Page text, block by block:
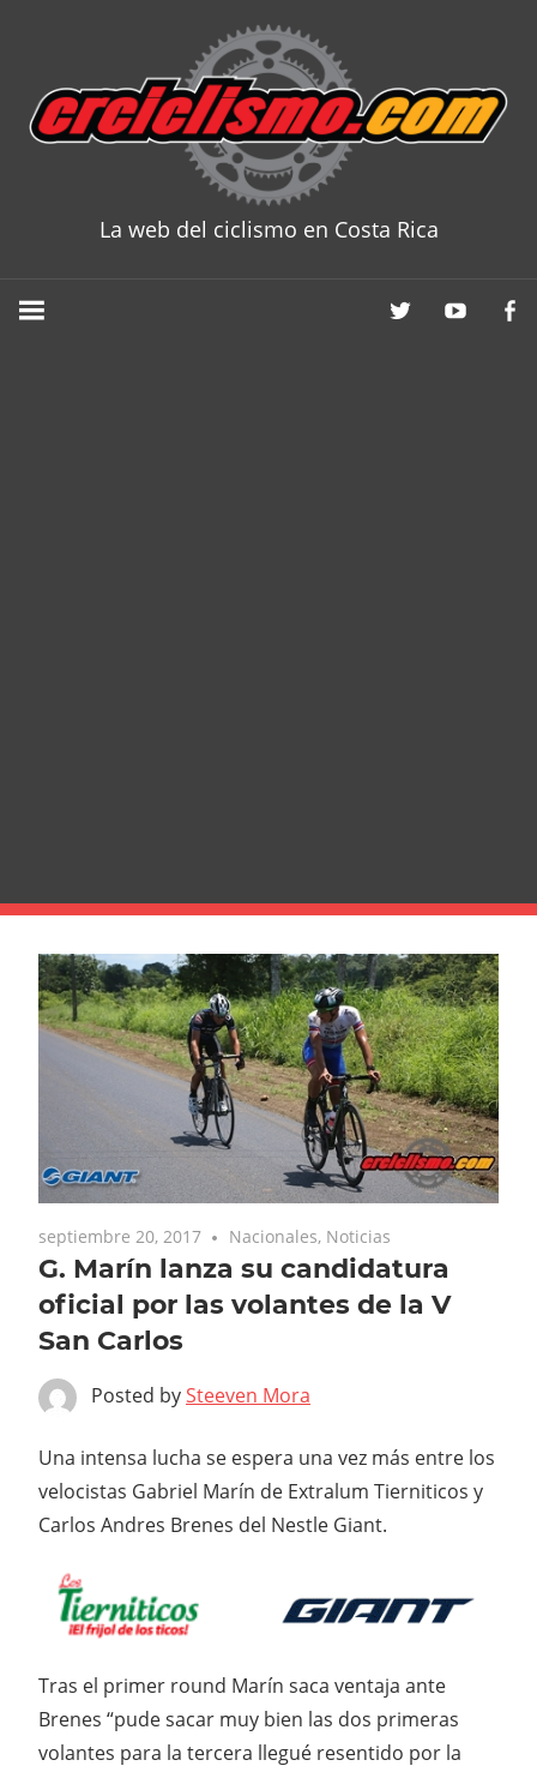
content
La web del ciclismo en Costa Rica
septiembre 20, 2017 Nacionales, Noticias
G. Marín lanza su candidatura
oficial por las volantes de la V
San Carlos
Posted bySteeven Mora
Una intensa lucha se espera una vez más entre los
velocistas Gabriel Marín de Extralum Tierniticos y
Carlos Andres Brenes del Nestle Giant.
Tras el primer round Marín saca ventaja ante
Brenes “pude sacar muy bien las dos primeras
volantes para la tercera llegué resentido por la